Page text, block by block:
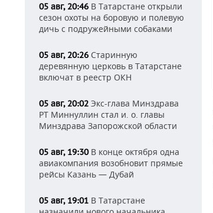
05 авг, 20:46 В Татарстане открыли
сезон охоты на боровую и полевую
дичь с подружейными собаками
05 авг, 20:26 Старинную
деревянную церковь в Татарстане
включат в реестр ОКН
05 авг, 20:02 Экс-глава Минздрава
РТ Миннуллин стал и. о. главы
Минздрава Запорожской области
05 авг, 19:30В конце октября одна
авиакомпания возобновит прямые
рейсы Казань — Дубай
05 авг, 19:01 В Татарстане